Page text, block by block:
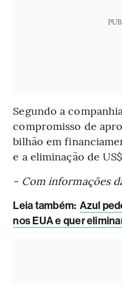
Segundo a
compromisso de
bilhão em
e a eliminação de
- Com informações
Leia também: Azul
nos EUA e quer